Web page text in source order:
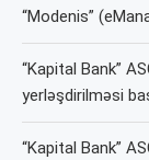
“Modenis”
“Kapital Bank”
yerləşdirilməsi
“Kapital Bank”